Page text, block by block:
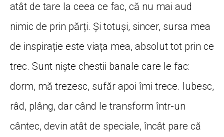
atât de tare la ceea ce fac, că nu mai aud
nimic de prin părți. Și totuși, sincer, sursa mea
de inspirație este viața mea, absolut tot prin ce
trec. Sunt niște chestii banale care le fac:
dorm, mă trezesc, sufăr apoi îmi trece. Iubesc,
râd, plâng, dar când le transform într-un
cântec, devin atât de speciale, încât pare că